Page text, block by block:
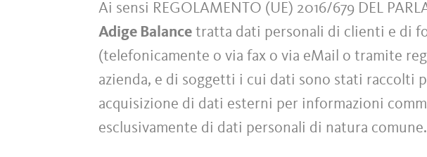
Ai sensi REGOLAMENTO (UE) 2016/679 DEL
Adige Balance tratta dati personali di clienti e di
(telefonicamente o via fax o via eMail o tramite
azienda, e di soggetti i cui dati sono stati raccolti
acquisizione di dati esterni per informazioni
esclusivamente di dati personali di natura comune.